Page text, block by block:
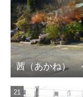
茜（あかね）